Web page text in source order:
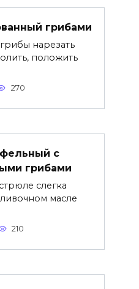
грибами
нарезать
положить
270
с
грибами
слегка
масле
210